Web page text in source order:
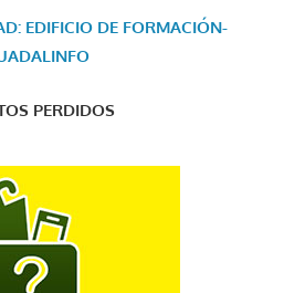
EDIFICIO DE FORMACIÓN-
PERDIDOS